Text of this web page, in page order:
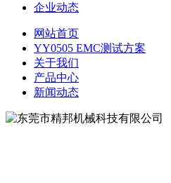
企业动态
网站首页
YY0505 EMC测试方案
关于我们
产品中心
新闻动态